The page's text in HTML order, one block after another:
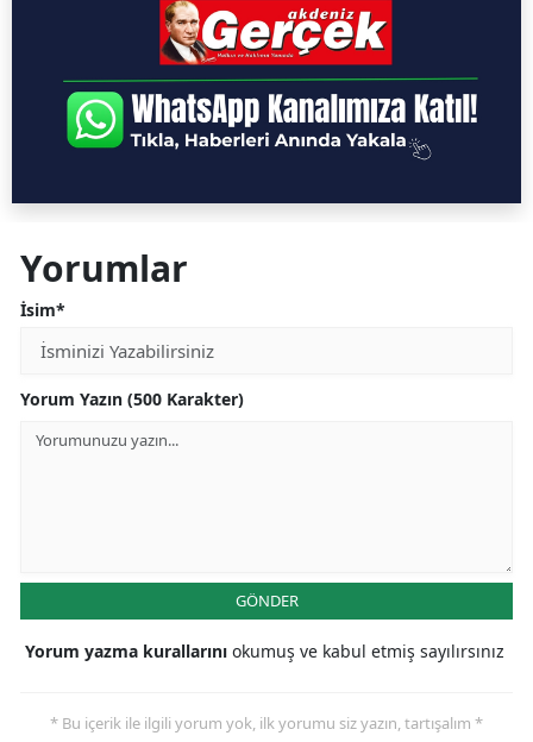
Yorumlar
İsim*
Yorum Yazın (500 Karakter)
GÖNDER
Yorum yazma kurallarını okumuş ve kabul etmiş sayılırsınız
* Bu içerik ile ilgili yorum yok, ilk yorumu siz yazın, tartışalım *